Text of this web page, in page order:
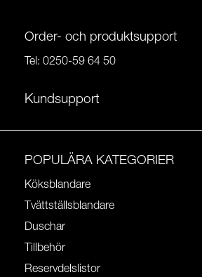
Order- och produktsupport
Tel: 0250-59 64 50
Kundsupport
POPULÄRA KATEGORIER
Köksblandare
Tvättställsblandare
Duschar
Tillbehör
Reservdelslistor